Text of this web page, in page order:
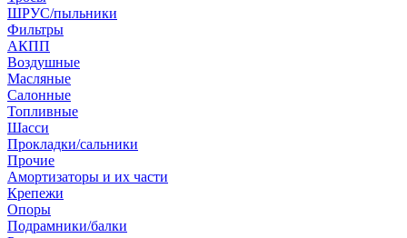
ШРУС/пыльники
Фильтры
АКПП
Воздушные
Масляные
Салонные
Топливные
Шасси
Прокладки/сальники
Прочие
Амортизаторы и их части
Крепежи
Опоры
Подрамники/балки